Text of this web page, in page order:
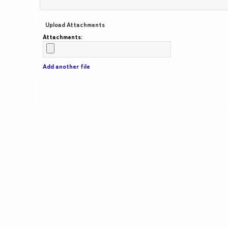
Upload Attachments
Attachments:
Add another file